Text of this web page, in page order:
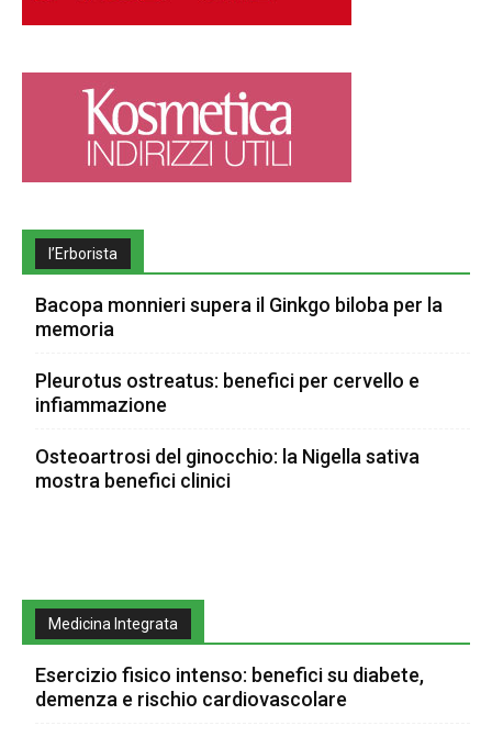
l’Erborista
Bacopa monnieri supera il Ginkgo biloba per la
memoria
Pleurotus ostreatus: benefici per cervello e
infiammazione
Osteoartrosi del ginocchio: la Nigella sativa
mostra benefici clinici
Medicina Integrata
Esercizio fisico intenso: benefici su diabete,
demenza e rischio cardiovascolare